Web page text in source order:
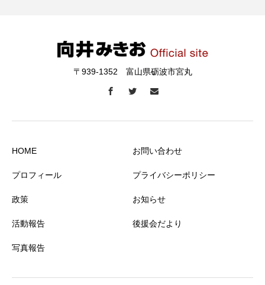
〒939-1352 富山県砺波市宮丸
HOME
プロフィール
政策
活動報告
写真報告
お問い合わせ
プライバシーポリシー
お知らせ
後援会だより